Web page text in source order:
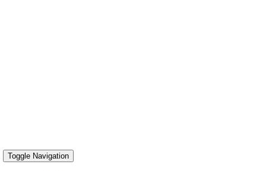
Toggle Navigation